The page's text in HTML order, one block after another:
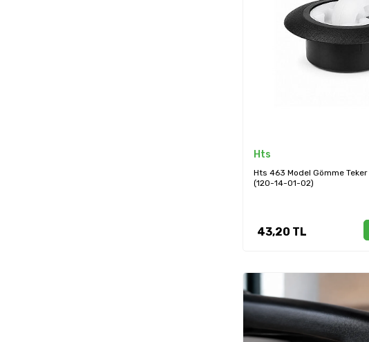
Hts
Hts 463 Model Gömme
(120-14-01-02)
43,20 TL